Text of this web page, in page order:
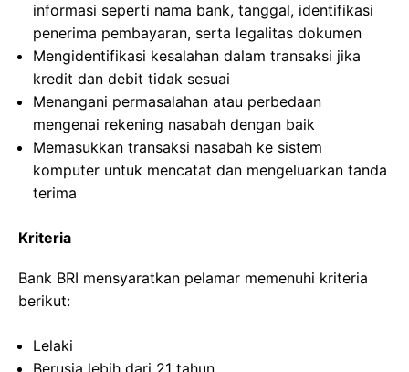
informasi seperti nama bank, tanggal, identifikasi
penerima pembayaran, serta legalitas dokumen
Mengidentifikasi kesalahan dalam transaksi jika
kredit dan debit tidak sesuai
Menangani permasalahan atau perbedaan
mengenai rekening nasabah dengan baik
Memasukkan transaksi nasabah ke sistem
komputer untuk mencatat dan mengeluarkan tanda
terima
Kriteria
Bank BRI mensyaratkan pelamar memenuhi kriteria
berikut:
Lelaki
Berusia lebih dari 21 tahun